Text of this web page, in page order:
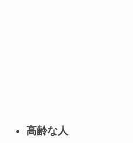
高齢な人